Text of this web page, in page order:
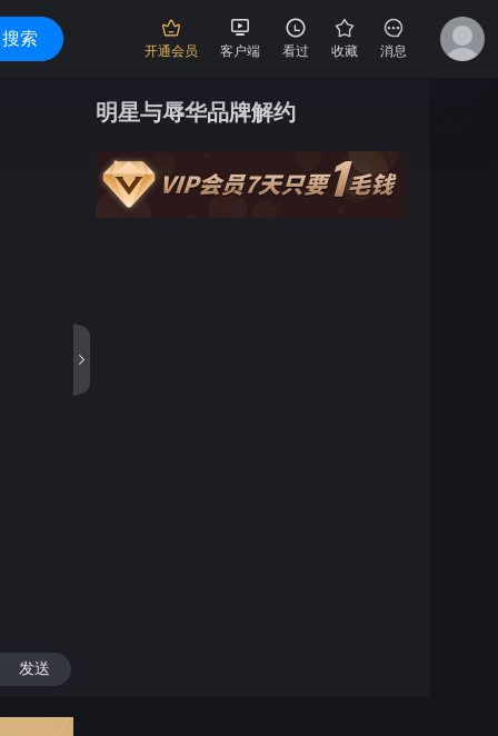
搜索
开通会员 客户端 看过 收藏 消息
发送
明星与辱华品牌解约